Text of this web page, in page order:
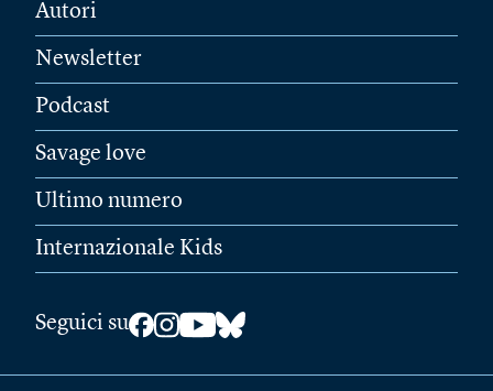
Autori
Newsletter
Podcast
Savage love
Ultimo numero
Internazionale Kids
Seguici su